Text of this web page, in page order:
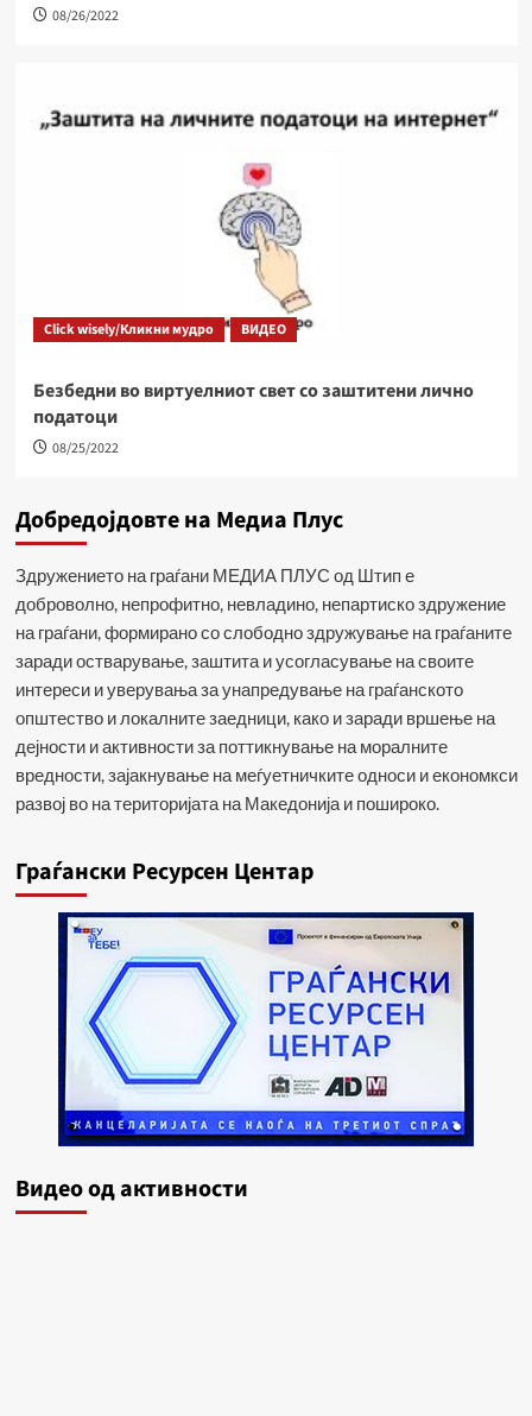
08/26/2022
Click wisely/Кликни мудро ВИДЕО
Безбедни во виртуелниот свет со заштитени лично
податоци
08/25/2022
Добредојдовте на Медиа Плус
Здружението на граѓани МЕДИА ПЛУС од Штип е
доброволно, непрофитно, невладино, непартиско здружение
на граѓани, формирано со слободно здружување на граѓаните
заради остварување, заштита и усогласување на своите
интереси и уверувања за унапредување на граѓанското
општество и локалните заедници, како и заради вршење на
дејности и активности за поттикнување на моралните
вредности, зајакнување на меѓуетничките односи и економкси
развој во на територијата на Македонија и пошироко.
Граѓански Ресурсен Центар
Видеo од активности